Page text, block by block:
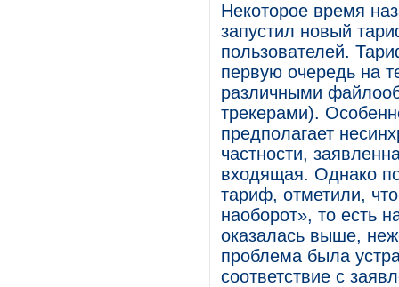
Некоторое время
запустил новый
пользователей.
первую очередь на
различными
трекерами).
предполагает
частности,
входящая. Однако
тариф, отметили,
наоборот», то есть
оказалась выше,
проблема была
соответствие с